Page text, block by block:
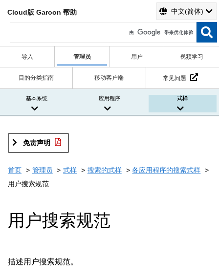
Cloud版 Garoon 帮助 中文(简体)
导入 管理员 用户 视频学习
目的分类指南 移动客户端 常见问题
基本系统 应用程序 式样
免责声明
首页 管理员 式样 搜索的式样
各应用程序的搜索式样
用户搜索规范
用户搜索规范
描述用户搜索规范。